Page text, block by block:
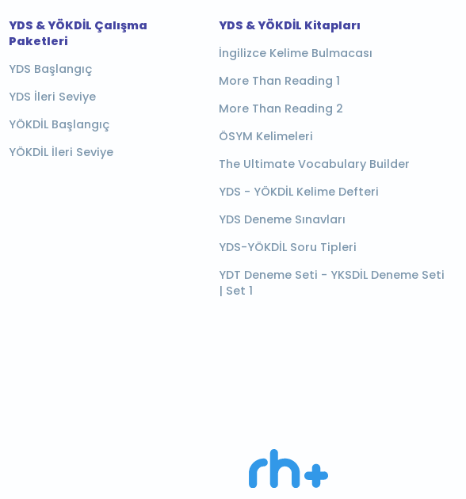
YDS & YÖKDİL Çalışma
Paketleri
YDS Başlangıç
YDS İleri Seviye
YÖKDİL Başlangıç
YÖKDİL İleri Seviye
YDS & YÖKDİL Kitapları
İngilizce Kelime Bulmacası
More Than Reading 1
More Than Reading 2
ÖSYM Kelimeleri
The Ultimate Vocabulary Builder
YDS - YÖKDİL Kelime Defteri
YDS Deneme Sınavları
YDS-YÖKDİL Soru Tipleri
YDT Deneme Seti - YKSDİL Deneme Seti
| Set 1